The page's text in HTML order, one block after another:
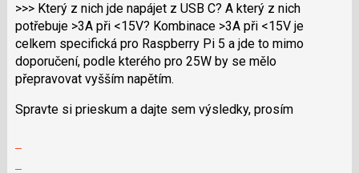
pro
následující
a
P
pro
předchozí
>>> Který z nich jde napájet z USB C? A který z nich
potřebuje >3A při <15V? Kombinace >3A při <15V je
celkem specifická pro Raspberry Pi 5 a jde to mimo
doporučení, podle kterého pro 25W by se mělo
přepravovat vyšším napětím.
Spravte si prieskum a dajte sem výsledky, prosím